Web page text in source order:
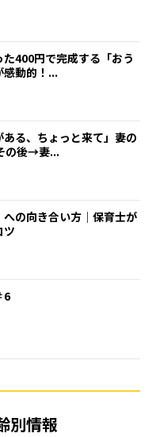
た400円で完成する「おう
感動的！...
る、ちょっと来て」妻の
の後→妻...
の向き合い方｜保育士が
ツ
6
別情報